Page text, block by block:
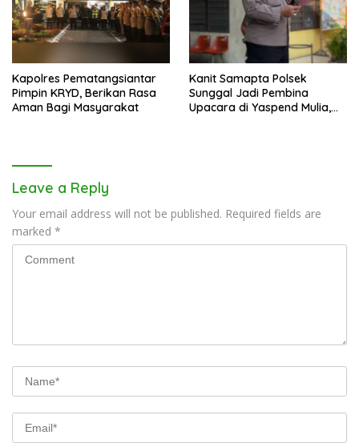
Kapolres Pematangsiantar
Pimpin KRYD, Berikan Rasa
Aman Bagi Masyarakat
Kanit Samapta Polsek
Sunggal Jadi Pembina
Upacara di Yaspend Mulia,
Leave a Reply
Your email address will not be published. Required fields are
marked *